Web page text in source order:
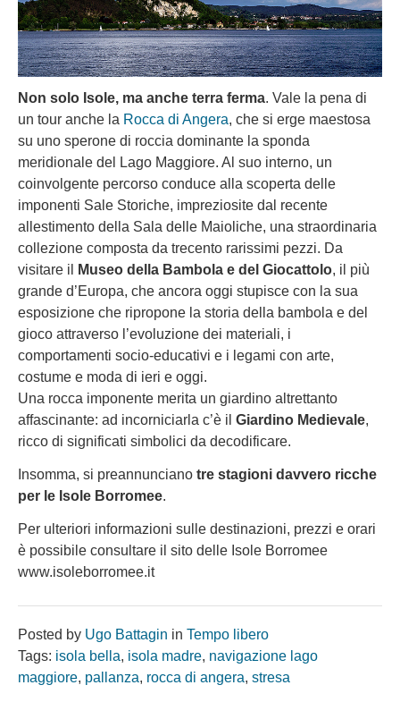
Non solo Isole, ma anche terra ferma. Vale la pena di
un tour anche la Rocca di Angera, che si erge maestosa
su uno sperone di roccia dominante la sponda
meridionale del Lago Maggiore. Al suo interno, un
coinvolgente percorso conduce alla scoperta delle
imponenti Sale Storiche, impreziosite dal recente
allestimento della Sala delle Maioliche, una straordinaria
collezione composta da trecento rarissimi pezzi. Da
visitare il
Museo della Bambola e del Giocattolo, il più
grande d’Europa, che ancora oggi stupisce con la sua
esposizione che ripropone la storia della bambola e del
gioco attraverso l’evoluzione dei materiali, i
comportamenti socio-educativi e i legami con arte,
costume e moda di ieri e oggi.
Una rocca imponente merita un giardino altrettanto
affascinante: ad incorniciarla c’è il Giardino Medievale,
ricco di significati simbolici da decodificare.
Insomma, si preannunciano tre stagioni davvero ricche
per le Isole Borromee.
Per ulteriori informazioni sulle destinazioni, prezzi e orari
è possibile consultare il sito delle Isole Borromee
www.isoleborromee.it
Posted by Ugo Battagin in Tempo libero
Tags: isola bella, isola madre, navigazione lago
maggiore, pallanza, rocca di angera, stresa